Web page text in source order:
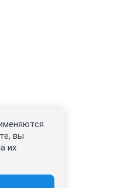
вы
их